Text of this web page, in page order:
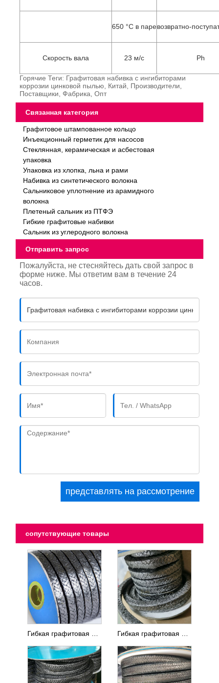
650 °C в паревозвратно-
Скорость вала 23 м/с Ph
Горячие Теги: Графитовая набивка с ингибиторами
коррозии цинковой пылью, Китай, Производители,
Поставщики, Фабрика, Опт
Связанная категория
Графитовое штампованное кольцо
Инъекционный герметик для насосов
Стеклянная, керамическая и асбестовая
упаковка
Упаковка из хлопка, льна и рами
Набивка из синтетического волокна
Сальниковое уплотнение из арамидного
волокна
Плетеный сальник из ПТФЭ
Гибкие графитовые набивки
Сальник из углеродного волокна
Отправить запрос
Пожалуйста, не стесняйтесь дать свой запрос в
форме ниже. Мы ответим вам в течение 24
часов.
сопутствующие товары
Гибкая графитовая набивка Гибкая графитовая набивка с проволокой из инконеля